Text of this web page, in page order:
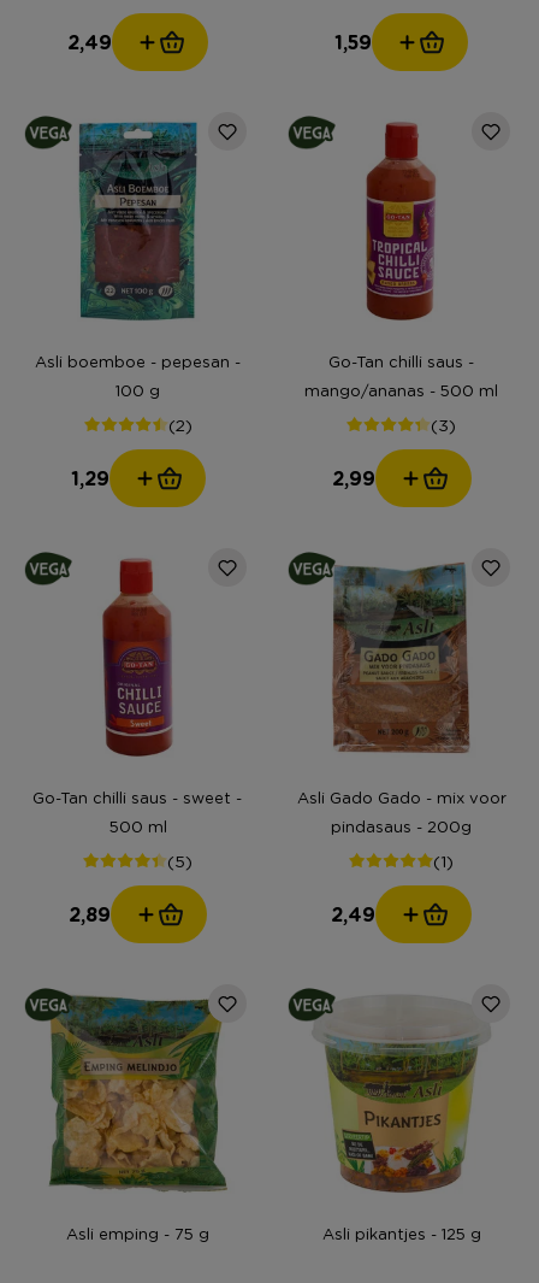
2,49 1,59
Asli boemboe - pepesan -
100 g
(2)
1,29
Go-Tan chilli saus -
mango/ananas - 500 ml
(3)
2,99
Go-Tan chilli saus - sweet -
500 ml
(5)
2,89
Asli Gado Gado - mix voor
pindasaus - 200g
(1)
2,49
Asli emping - 75 g Asli pikantjes - 125 g